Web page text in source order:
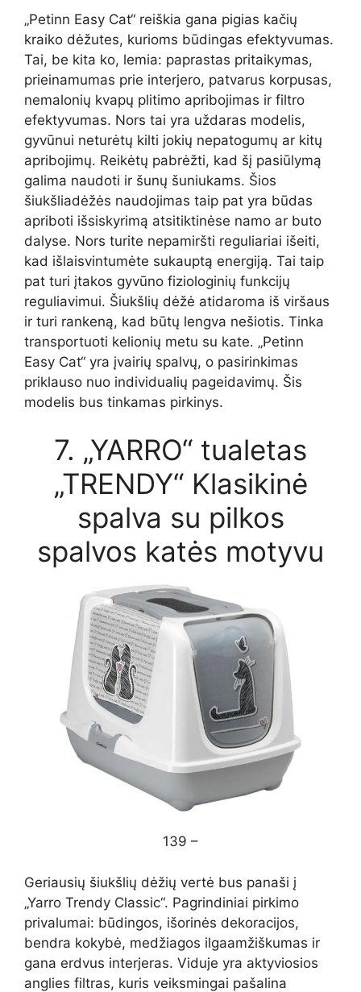
„Petinn Easy Cat“ reiškia gana pigias kačių
kraiko dėžutes, kurioms būdingas efektyvumas.
Tai, be kita ko, lemia: paprastas pritaikymas,
prieinamumas prie interjero, patvarus korpusas,
nemalonių kvapų plitimo apribojimas ir filtro
efektyvumas. Nors tai yra uždaras modelis,
gyvūnui neturėtų kilti jokių nepatogumų ar kitų
apribojimų. Reikėtų pabrėžti, kad šį pasiūlymą
galima naudoti ir šunų šuniukams. Šios
šiukšliadėžės naudojimas taip pat yra būdas
apriboti išsiskyrimą atsitiktinėse namo ar buto
dalyse. Nors turite nepamiršti reguliariai išeiti,
kad išlaisvintumėte sukauptą energiją. Tai taip
pat turi įtakos gyvūno fiziologinių funkcijų
reguliavimui. Šiukšlių dėžė atidaroma iš viršaus
ir turi rankeną, kad būtų lengva nešiotis. Tinka
transportuoti kelionių metu su kate. „Petinn
Easy Cat“ yra įvairių spalvų, o pasirinkimas
priklauso nuo individualių pageidavimų. Šis
modelis bus tinkamas pirkinys.
7. „YARRO“ tualetas
„TRENDY“ Klasikinė
spalva su pilkos
spalvos katės motyvu
139 –
Geriausių šiukšlių dėžių vertė bus panaši į
„Yarro Trendy Classic“. Pagrindiniai pirkimo
privalumai: būdingos, išorinės dekoracijos,
bendra kokybė, medžiagos ilgaamžiškumas ir
gana erdvus interjeras. Viduje yra aktyviosios
anglies filtras, kuris veiksmingai pašalina